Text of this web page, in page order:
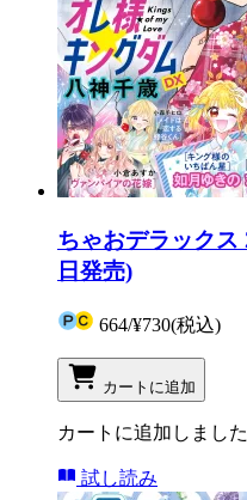
ちゃおデラックス
日発売)
664/¥730(税込)
カートに追加
カートに追加しました
試し読み